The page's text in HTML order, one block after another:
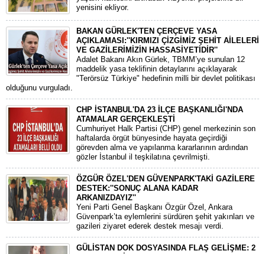
yenisini ekliyor.
BAKAN GÜRLEK'TEN ÇERÇEVE YASA
AÇIKLAMASI:''KIRMIZI ÇİZGİMİZ ŞEHİT AİLELERİ
VE GAZİLERİMİZİN HASSASİYETİDİR''
Adalet Bakanı Akın Gürlek, TBMM’ye sunulan 12
maddelik yasa teklifinin detaylarını açıklayarak
"Terörsüz Türkiye" hedefinin milli bir devlet politikası
olduğunu vurguladı.
CHP İSTANBUL'DA 23 İLÇE BAŞKANLIĞI'NDA
ATAMALAR GERÇEKLEŞTİ
​Cumhuriyet Halk Partisi (CHP) genel merkezinin son
haftalarda örgüt bünyesinde hayata geçirdiği
görevden alma ve yapılanma kararlarının ardından
gözler İstanbul il teşkilatına çevrilmişti.
ÖZGÜR ÖZEL'DEN GÜVENPARK'TAKİ GAZİLERE
DESTEK:''SONUÇ ALANA KADAR
ARKANIZDAYIZ''
​Yeni Parti Genel Başkanı Özgür Özel, Ankara
Güvenpark’ta eylemlerini sürdüren şehit yakınları ve
gazileri ziyaret ederek destek mesajı verdi.
GÜLİSTAN DOK DOSYASINDA FLAŞ GELİŞME: 2